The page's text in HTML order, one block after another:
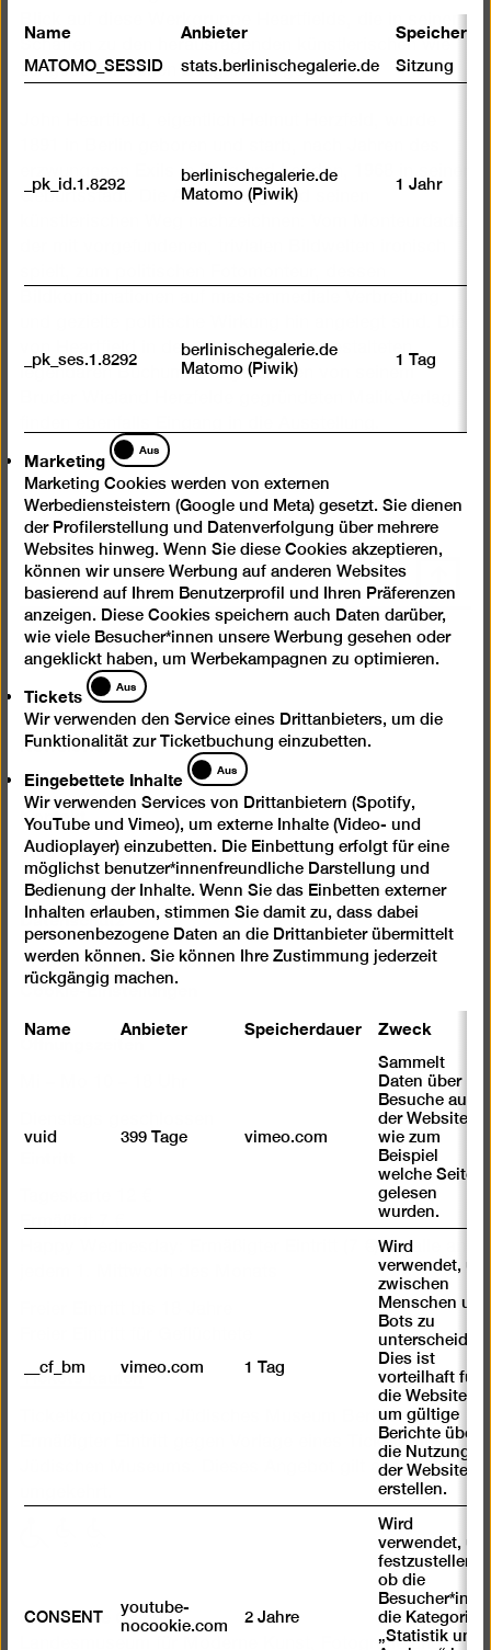
Blick auf diese Werkgruppe Heartfields, die in seinem
Schaffen zu den herausragenden künstlerischen wie
zeitgeschichtlichen Zeugnissen gehört.
erzwungenen Exils in Prag und London, 1968 in seiner
Geburtsstadt. Die Ausstellung wird seinen
von Heartfield in den 1920er-Jahren gestalteten,
legendären Buchumschläge für den von seinem
oben
InstagramFacebookYouTube Spotify
Presse
Newsletter
Fragen & Antworten
Kontakt
Impressum
Digitale Barrierefreiheit
Datenschutz
Jobs
Cookie-Einstellungen
Öffnungszeiten
Happy Wednesday: Ermäßigter Eintritt (7 €) für alle an
Tickets kaufen
Ticketkooperation Jüdisches Museum Berlin:
Ermäßigter Eintritt gegen Vorlage eines Tickets des
Jüdischen Museums. Dieses Angebot gilt auch
(WC)
Berlinische Galerie
Landesmuseum für Moderne Kunst, Fotografie und
Name Anbieter
MATOMO_SESSID stats.berlinischegalerie.de Sitzung
_pk_id.1.8292
berlinischegalerie.de
Matomo (Piwik)
1 Jahr
_pk_ses.1.8292
berlinischegalerie.de
Matomo (Piwik)
1 Tag
Marketing
Marketing
Aus
Marketing Cookies werden von externen
Werbediensteistern (Google und Meta) gesetzt. Sie dienen
der Profilerstellung und Datenverfolgung über mehrere
Websites hinweg. Wenn Sie diese Cookies akzeptieren,
können wir unsere Werbung auf anderen Websites
basierend auf Ihrem Benutzerprofil und Ihren Präferenzen
anzeigen. Diese Cookies speichern auch Daten darüber,
wie viele Besucher*innen unsere Werbung gesehen oder
angeklickt haben, um Werbekampagnen zu optimieren.
Tickets
Tickets
Aus
Wir verwenden den Service eines Drittanbieters, um die
Funktionalität zur Ticketbuchung einzubetten.
Eingebettete Inhalte
Eingebettete
Inhalte
Aus
Wir verwenden Services von Drittanbietern (Spotify,
YouTube und Vimeo), um externe Inhalte (Video- und
Audioplayer) einzubetten. Die Einbettung erfolgt für eine
möglichst benutzer*innenfreundliche Darstellung und
Bedienung der Inhalte. Wenn Sie das Einbetten externer
Inhalten erlauben, stimmen Sie damit zu, dass dabei
personenbezogene Daten an die Drittanbieter übermittelt
werden können. Sie können Ihre Zustimmung jederzeit
rückgängig machen.
Name Anbieter Speicherdauer Zweck
vuid 399 Tage vimeo.com
Sammelt
Daten über
Besuche auf
der Website,
wie zum
Beispiel
welche Seiten
gelesen
wurden.
__cf_bm vimeo.com 1 Tag
Wird
verwendet, um
zwischen
Menschen und
Bots zu
unterscheiden.
Dies ist
vorteilhaft für
die Website,
um gültige
Berichte über
die Nutzung
der Website zu
erstellen.
CONSENT
youtube-
nocookie.com
2 Jahre
Wird
verwendet, um
festzustellen ,
ob die
Besucher*in
die Kategorie
„Statistik und